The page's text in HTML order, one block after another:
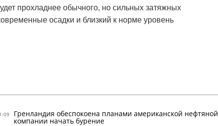
прохладнее обычного, но сильных затяжных
осадки и близкий к норме уровень
Гренландия обеспокоена планами американской нефтяной
компании начать бурение